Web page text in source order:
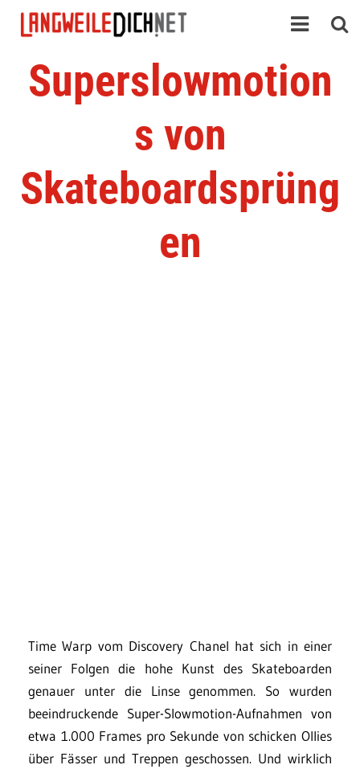
Superslowmotion
s von
Skateboardsprüng
en
Time Warp vom Discovery Chanel hat sich in einer
seiner Folgen die hohe Kunst des Skateboarden
genauer unter die Linse genommen. So wurden
beeindruckende Super-Slowmotion-Aufnahmen von
etwa 1.000 Frames pro Sekunde von schicken Ollies
über Fässer und Treppen geschossen. Und wirklich